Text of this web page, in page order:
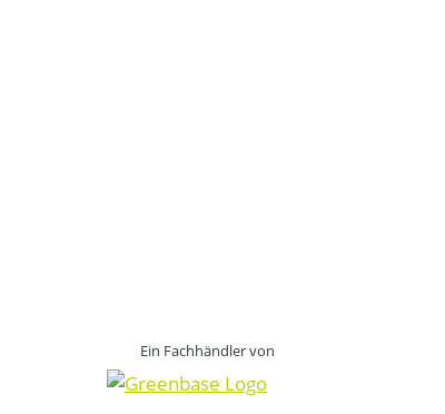
Ein Fachhändler von